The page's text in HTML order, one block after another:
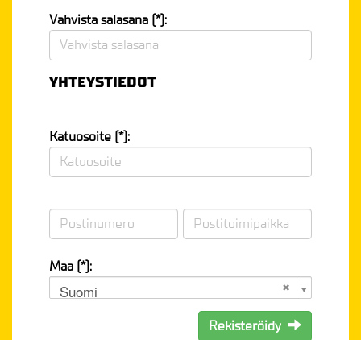
Vahvista salasana (*):
YHTEYSTIEDOT
Katuosoite (*):
Maa (*):
Suomi
Rekisteröidy